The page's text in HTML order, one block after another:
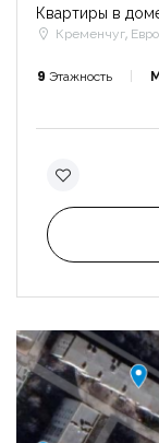
Квартиры в
Кременчуг,
9 Этажность